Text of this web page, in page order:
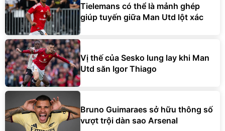
Tielemans có thể là mảnh ghép
giúp tuyến giữa Man Utd lột xác
Vị thế của Sesko lung lay khi Man
Utd săn Igor Thiago
Bruno Guimaraes sở hữu thông số
vượt trội dàn sao Arsenal